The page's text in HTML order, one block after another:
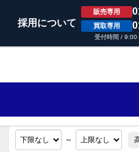
採用について
販売専用
買取専用
受付時間 / 9:00
～